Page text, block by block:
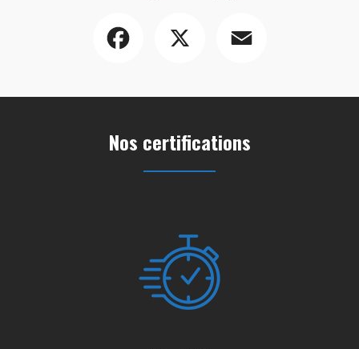
Nos certifications